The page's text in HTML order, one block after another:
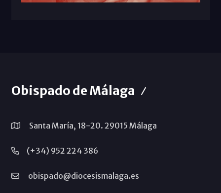
Obispado de Málaga
Santa María, 18-20. 29015 Málaga
(+34) 952 224 386
obispado@diocesismalaga.es